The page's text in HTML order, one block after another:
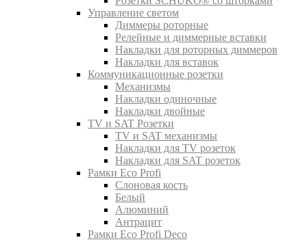
Управление светом
Диммеры роторные
Релейные и диммерные вставки
Накладки для роторных диммеров
Накладки для вставок
Коммуникационные розетки
Механизмы
Накладки одиночные
Накладки двойные
TV и SAT Розетки
TV и SAT механизмы
Накладки для TV розеток
Накладки для SAT розеток
Рамки Eco Profi
Слоновая кость
Белый
Алюминий
Антрацит
Рамки Eco Profi Deco